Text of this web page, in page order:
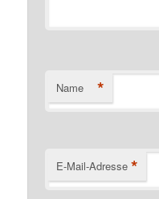
Name *
E-Mail-Adresse *